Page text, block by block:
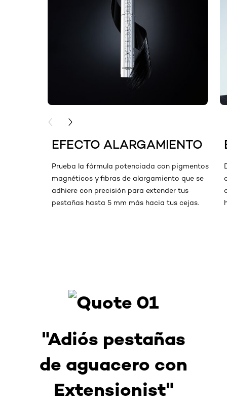
EFECTO ALARGAMIENTO
Prueba la fórmula potenciada con pigmentos
magnéticos y fibras de alargamiento que se
adhiere con precisión para extender tus
pestañas hasta 5 mm más hacia tus cejas.
PREVIOUS CARD
NEXT CARD
"Adiós pestañas
de aguacero con
Extensionist"